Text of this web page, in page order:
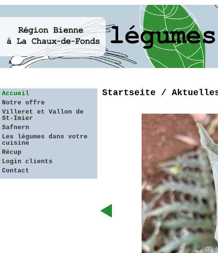
Accueil
Notre offre
Villeret et Vallon de
St-Imier
Safnern
Les légumes dans votre
cuisine
Récup
Login clients
Contact
Startseite /